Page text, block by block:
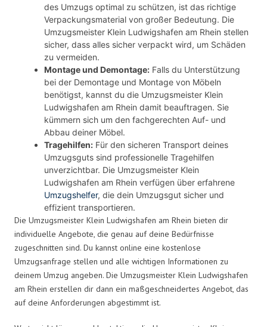
des Umzugs optimal zu schützen, ist das richtige
Verpackungsmaterial von großer Bedeutung. Die
Umzugsmeister Klein Ludwigshafen am Rhein stellen
sicher, dass alles sicher verpackt wird, um Schäden
zu vermeiden.
Montage und Demontage: Falls du Unterstützung
bei der Demontage und Montage von Möbeln
benötigst, kannst du die Umzugsmeister Klein
Ludwigshafen am Rhein damit beauftragen. Sie
kümmern sich um den fachgerechten Auf- und
Abbau deiner Möbel.
Tragehilfen: Für den sicheren Transport deines
Umzugsguts sind professionelle Tragehilfen
unverzichtbar. Die Umzugsmeister Klein
Ludwigshafen am Rhein verfügen über erfahrene
Umzugshelfer, die dein Umzugsgut sicher und
effizient transportieren.
Die Umzugsmeister Klein Ludwigshafen am Rhein bieten dir
individuelle Angebote, die genau auf deine Bedürfnisse
zugeschnitten sind. Du kannst online eine kostenlose
Umzugsanfrage stellen und alle wichtigen Informationen zu
deinem Umzug angeben. Die Umzugsmeister Klein Ludwigshafen
am Rhein erstellen dir dann ein maßgeschneidertes Angebot, das
auf deine Anforderungen abgestimmt ist.